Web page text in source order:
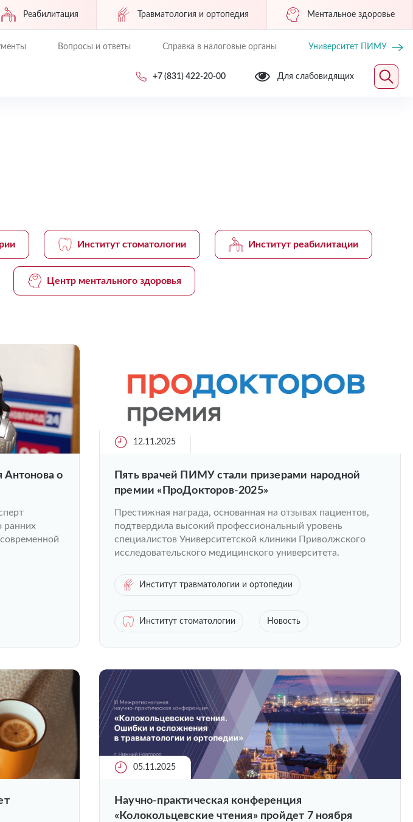
Реабилитация Травматология и ортопедия Ментальное здоровье
Вопросы и ответы Справка в налоговые органы Университет ПИМУ
+7 (831) 422-20-00 Для слабовидящих
Институт стоматологии Институт реабилитации
Центр ментального здоровья
Антонова о
ранних
12.11.2025
Пять врачей ПИМУ стали призерами народной
премии «ПроДокторов-2025»
Престижная награда, основанная на отзывах пациентов,
подтвердила высокий профессиональный уровень
специалистов Университетской клиники Приволжского
исследовательского медицинского университета.
Институт травматологии и ортопедии
Институт стоматологии Новость
05.11.2025
Научно-практическая конференция
«Колокольцевские чтения» пройдет 7 ноября